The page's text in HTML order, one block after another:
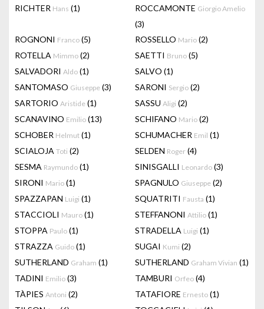
RICHTER Hans (1) ROCCAMONTE Giorgio Amelio
(3)
ROGNONI Franco (5) ROSSELLO Mario (2)
ROTELLA Mimmo (2) SAETTI Bruno (5)
SALVADORI Aldo (1) SALVO (1)
SANTOMASO Giuseppe (3) SARONI Sergio (2)
SARTORIO Aristide (1) SASSU Aligi (2)
SCANAVINO Emilio (13) SCHIFANO Mario (2)
SCHOBER Helmut (1) SCHUMACHER Emil (1)
SCIALOJA Toti (2) SELDEN Roger (4)
SESMA Raymundo (1) SINISGALLI Leonardo (3)
SIRONI Mario (1) SPAGNULO Giuseppe (2)
SPAZZAPAN Luigi (1) SQUATRITI Fausta (1)
STACCIOLI Mauro (1) STEFFANONI Attilio (1)
STOPPA Paulo (1) STRADELLA Luigi (1)
STRAZZA Guido (1) SUGAI Kumi (2)
SUTHERLAND Graham (1) SUTHERLAND Graham Vivian (1)
TADINI Emilio (3) TAMBURI Orfeo (4)
TÀPIES Antoni (2) TATAFIORE Ernesto (1)